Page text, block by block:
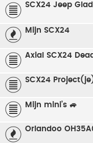
SCX24 Jeep
Mijn SCX24
Axial SCX24
SCX24
Mijn mini’s 🚙
Orlandoo